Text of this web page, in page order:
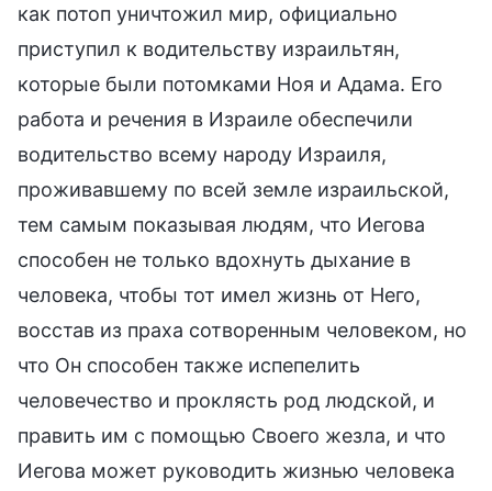
как потоп уничтожил мир, официально
приступил к водительству израильтян,
которые были потомками Ноя и Адама. Его
работа и речения в Израиле обеспечили
водительство всему народу Израиля,
проживавшему по всей земле израильской,
тем самым показывая людям, что Иегова
способен не только вдохнуть дыхание в
человека, чтобы тот имел жизнь от Него,
восстав из праха сотворенным человеком, но
что Он способен также испепелить
человечество и проклясть род людской, и
править им с помощью Своего жезла, и что
Иегова может руководить жизнью человека